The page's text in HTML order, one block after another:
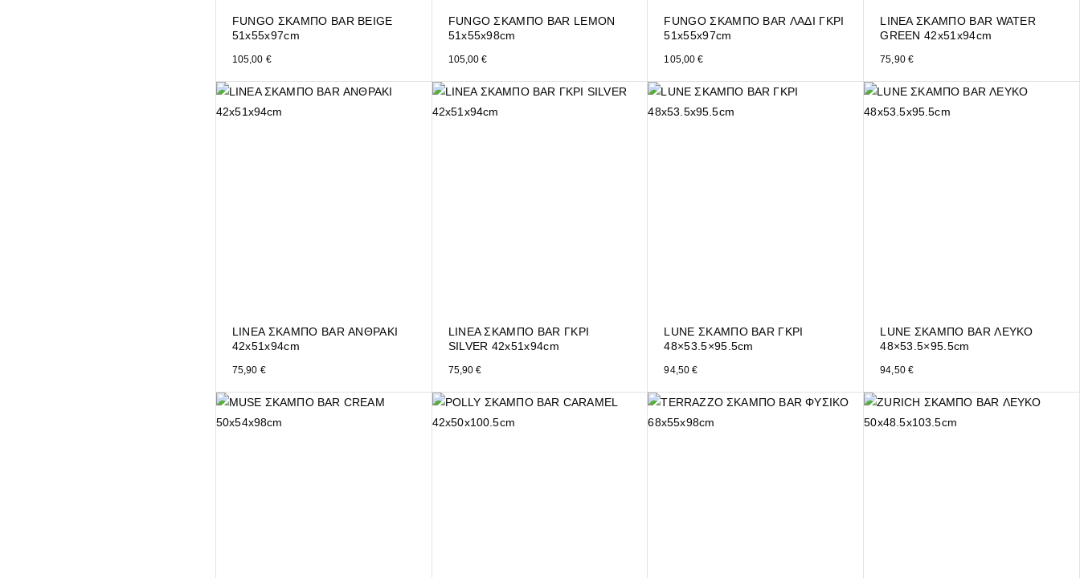
FUNGO ΣΚΑΜΠΟ BAR BEIGE
51x55x97cm
105,00 €
FUNGO ΣΚΑΜΠΟ BAR LEMON
51x55x98cm
105,00€
FUNGO ΣΚΑΜΠΟ BAR ΛΑΔΙ ΓΚΡΙ
51x55x97cm
105,00€
LINEA ΣΚΑΜΠΟ BAR WATER
GREEN 42x51x94cm
75,90 €
LINEA ΣΚΑΜΠΟ BAR ΑΝΘΡΑΚΙ
42x51x94cm
75,90 €
LINEA ΣΚΑΜΠΟ BAR ΓΚΡΙ
SILVER 42x51x94cm
75,90€
LUNE ΣΚΑΜΠΟ BAR ΓΚΡΙ
48×53.5×95.5cm
94,50€
LUNE ΣΚΑΜΠΟ BAR ΛΕΥΚΟ
48×53.5×95.5cm
94,50 €